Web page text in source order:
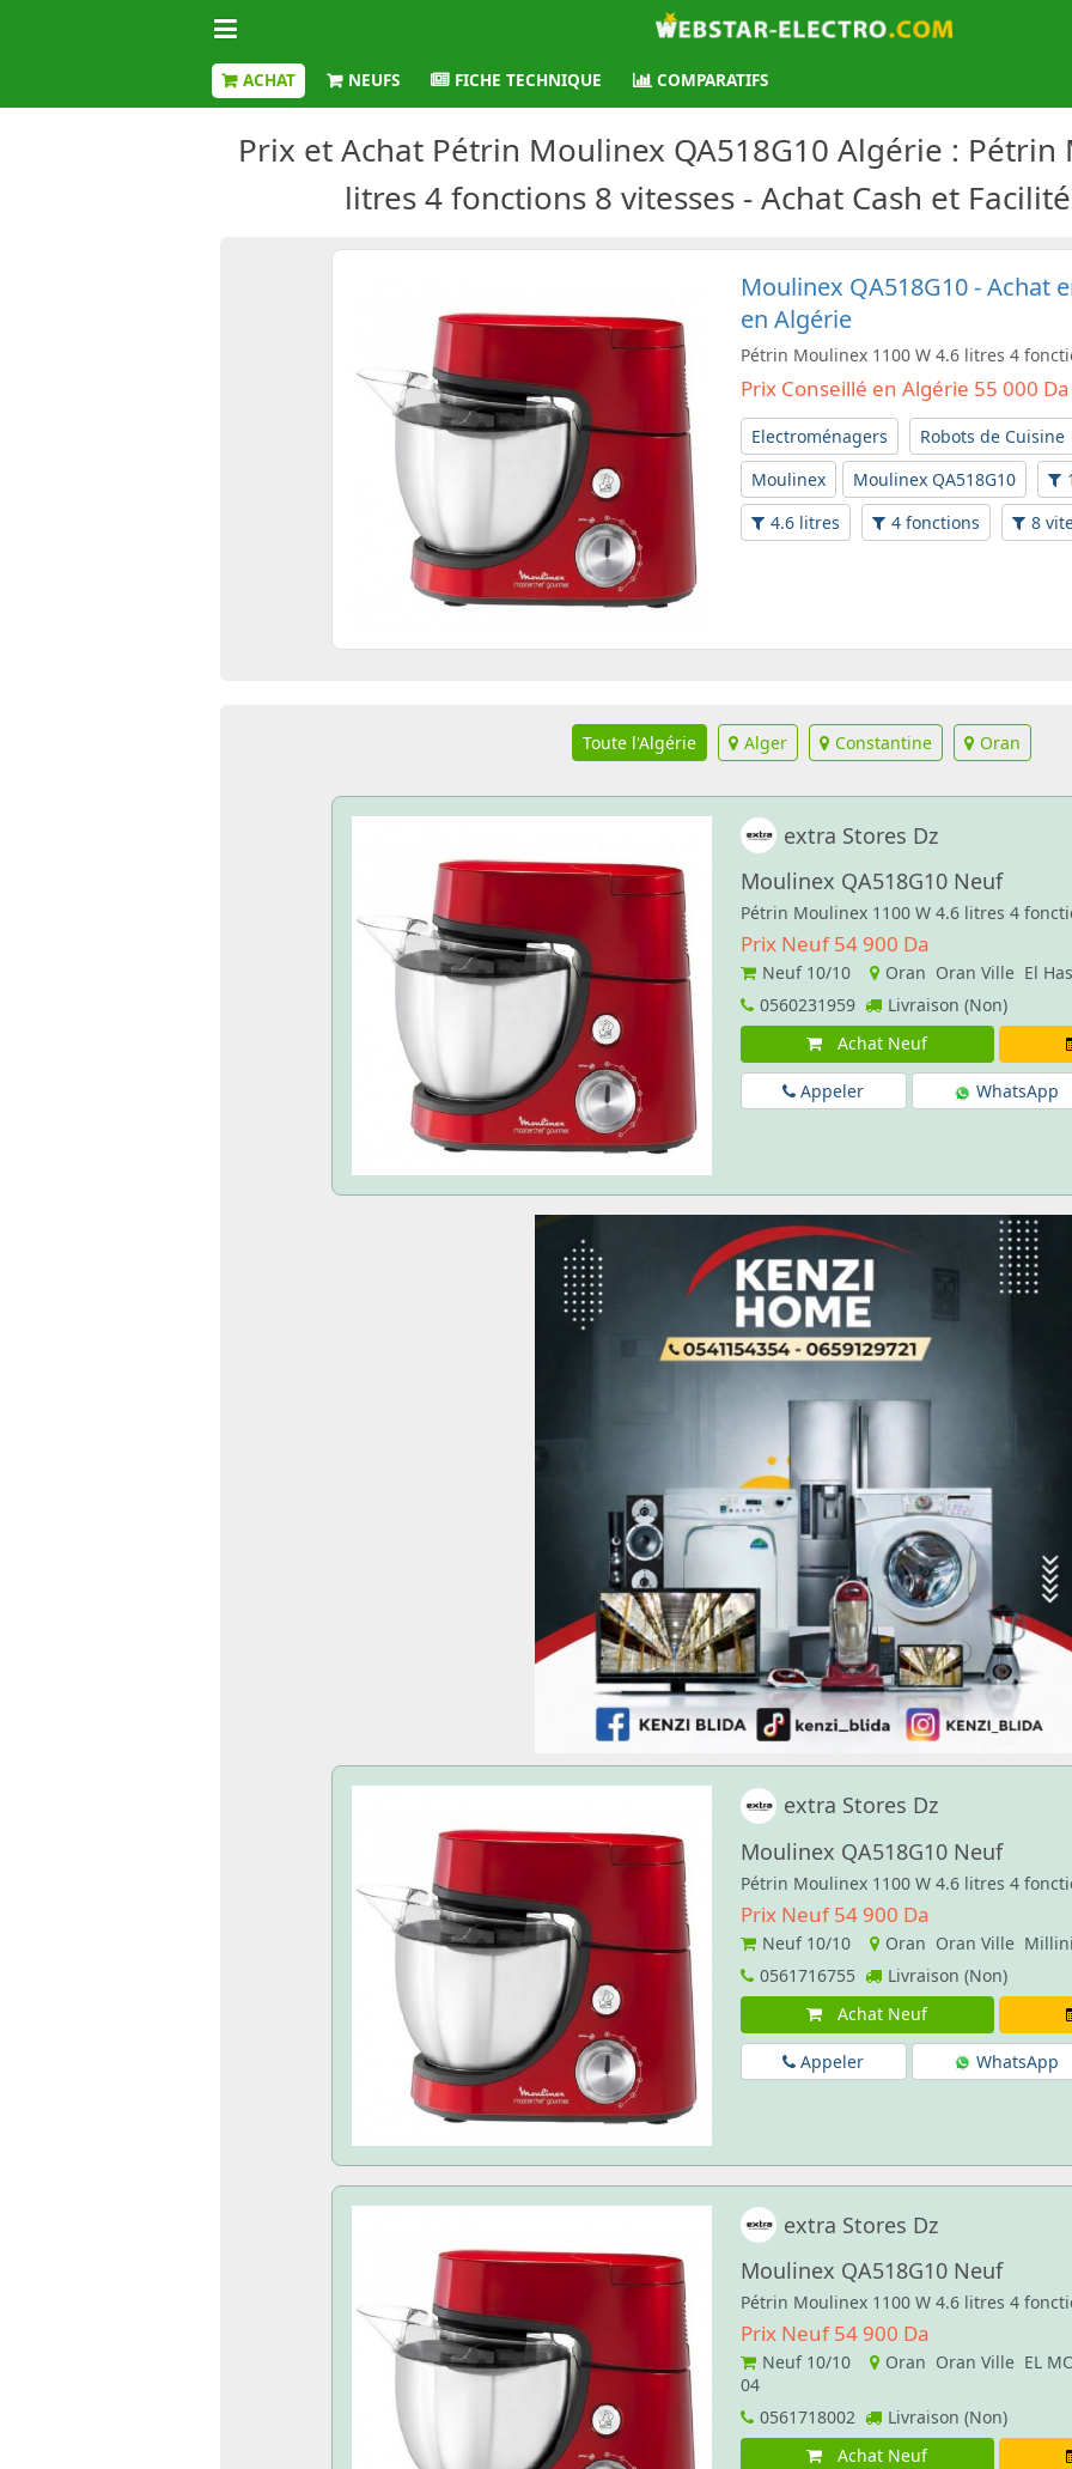
ACHAT NEUFS FICHE TECHNIQUE COMPARATIFS
Prix et Achat Pétrin Moulinex QA518G10 Algérie : Pétrin
litres 4 fonctions 8 vitesses - Achat Cash et
Moulinex QA518G10 - Achat
en Algérie
Pétrin Moulinex 1100 W 4.6 litres 4
Prix Conseillé en Algérie 55 000 Da
Electroménagers
Robots de Cuisine
Moulinex
Moulinex QA518G10
4.6 litres
4 fonctions 8
Toute l'Algérie Alger Constantine Oran
extra Stores Dz
Moulinex QA518G10 Neuf
Pétrin Moulinex 1100 W 4.6 litres 4
Prix Neuf 54 900 Da
Neuf 10/10
Oran Oran Ville El
0560231959
Livraison (Non)
Achat Neuf
Appeler WhatsApp
extra Stores Dz
Moulinex QA518G10 Neuf
Pétrin Moulinex 1100 W 4.6 litres 4
Prix Neuf 54 900 Da
Neuf 10/10
Oran Oran Ville
0561716755
Livraison (Non)
Achat Neuf
Appeler WhatsApp
extra Stores Dz
Moulinex QA518G10 Neuf
Pétrin Moulinex 1100 W 4.6 litres 4
Prix Neuf 54 900 Da
Neuf 10/10
Oran Oran Ville EL
04
0561718002
Livraison (Non)
Achat Neuf